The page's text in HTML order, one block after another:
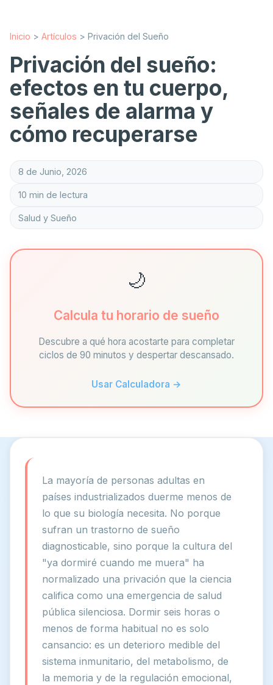
Inicio > Artículos > Privación del Sueño
Privación del sueño:
efectos en tu cuerpo,
señales de alarma y
cómo recuperarse
8 de Junio, 2026
10 min de lectura
Salud y Sueño
🌙
Calcula tu horario de sueño
Descubre a qué hora acostarte para completar
ciclos de 90 minutos y despertar descansado.
Usar Calculadora →
La mayoría de personas adultas en
países industrializados duerme menos de
lo que su biología necesita. No porque
sufran un trastorno de sueño
diagnosticable, sino porque la cultura del
"ya dormiré cuando me muera" ha
normalizado una privación que la ciencia
califica como una emergencia de salud
pública silenciosa. Dormir seis horas o
menos de forma habitual no es solo
cansancio: es un deterioro medible del
sistema inmunitario, del metabolismo, de
la memoria y de la regulación emocional,